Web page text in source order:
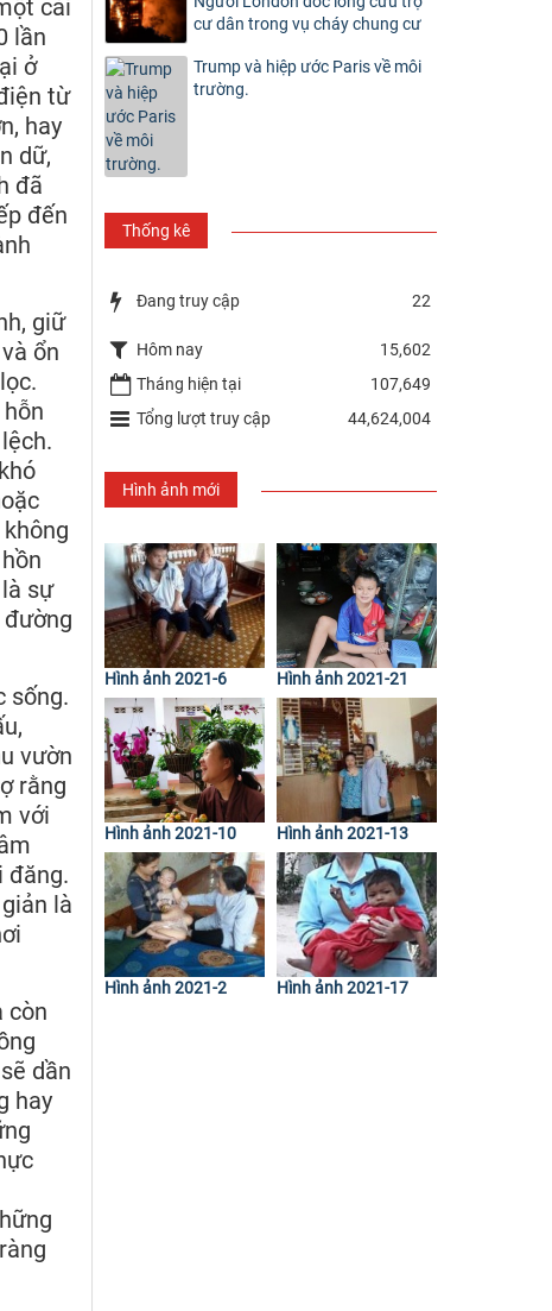
cái
lần
ở
từ
hay
dữ,
đã
đến
giữ
ổn
sự
sống.
vườn
rằng
với
đăng.
là
còn
dần
hay
cư dân trong vụ cháy chung cư
Trump và hiệp ước Paris về môi
trường.
Thống kê
Đang truy cập 22
Hôm nay
15,602
Tháng hiện tại
107,649
Tổng lượt truy cập
44,624,004
Hình ảnh mới
Hình ảnh 2021-6 Hình ảnh 2021-21
Hình ảnh 2021-10 Hình ảnh 2021-13
Hình ảnh 2021-2 Hình ảnh 2021-17